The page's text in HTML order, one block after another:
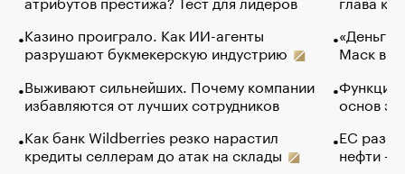
Казино проиграло. Как ИИ-агенты
разрушают букмекерскую индустрию
Выживают сильнейших. Почему компании
избавляются от лучших сотрудников
Как банк Wildberries резко нарастил
кредиты селлерам до атак на склады
«Деньги
Маск в
Функции
основ
ЕС
нефти —